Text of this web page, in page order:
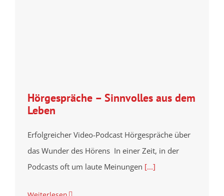
Hörgespräche – Sinnvolles aus dem
Leben
Erfolgreicher Video-Podcast Hörgespräche über
das Wunder des Hörens In einer Zeit, in der
Podcasts oft um laute Meinungen [...]